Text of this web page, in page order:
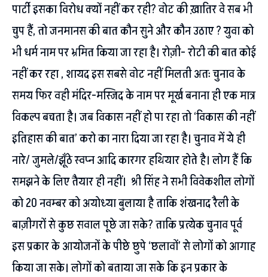
पार्टी इसका विरोध क्यों नहीं कर रही? वोट की ख़ातिर वे सब भी
चुप हैं, तो जनमानस की बात कौन सुने और कौन उठाए ? युवा को
भी धर्म नाम पर भ्रमित किया जा रहा है। रोज़ी- रोटी की बात कोई
नहीं कर रहा , शायद इस सबसे वोट नहीं मिलती अतः चुनाव के
समय फिर वही मंदिर-मस्जिद के नाम पर मूर्ख बनाना ही एक मात्र
विकल्प बचता है। जब विकास नहीं हो पा रहा तो ‘विकास की नहीं
इतिहास की बात’ करो का नारा दिया जा रहा है। चुनाव में ये ही
नारे/ जुमले/झूँठे स्वप्न आदि कारगर हथियार होते है। लोग हैं कि
समझने के लिए तैयार ही नहीं। श्री सिंह ने सभी विवेकशील लोगों
को 20 नवम्बर को अयोध्या बुलाया है ताकि शंखनाद रैली के
बाज़ीगरों से कुछ सवाल पूछे जा सके? ताकि प्रत्येक चुनाव पूर्व
इस प्रकार के आयोजनों के पीछे छुपे ‘छलावों’ से लोगों को आगाह
किया जा सके। लोगों को बताया जा सके कि इन प्रकार के